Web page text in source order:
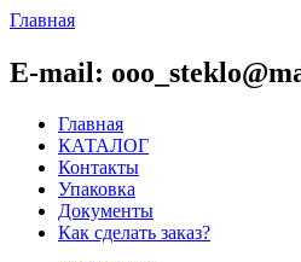
Главная
E-mail:
Главная
КАТАЛОГ
Контакты
Упаковка
Документы
Как сделать заказ?